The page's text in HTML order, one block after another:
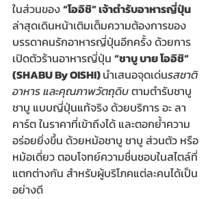
ในส่วนของ “โออิชิ” เจ้าตำรับอาหารญี่ปุ่น
ล่าสุดเดินหน้าเติมเต็มความต้องการของ
บรรดาคนรักอาหารญี่ปุ่นอีกครั้ง ด้วยการ
เปิดตัวร้านอาหารญี่ปุ่น “ชาบู บาย โออิชิ”
(SHABU By OISHI) นำเสนอจุดเด่นรสชาติ
อาหาร และคุณภาพวัตถุดิบ ตามตำรับชาบู
ชาบู แบบญี่ปุ่นแท้จริง ด้วยบริการ อะ ลา
คาร์ต ในราคาที่เข้าถึงได้ และตอกย้ำความ
อร่อยยิ่งขึ้น ด้วยหม้อชาบู ชาบู ส่วนตัว หรือ
หม้อเดี่ยว ตอบโจทย์ความชื่นชอบในสไตล์ที่
แตกต่างกัน สำหรับผู้บริโภคแต่ละคนได้เป็น
อย่างดี